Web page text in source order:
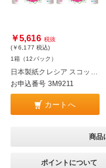
￥5,616 税抜
(￥6,177 税込)
1箱（12パック）
日本製紙クレシア スコッティ フラワーパック 3倍長持ち ダブル 無香料 75m巻 4ロール×12パック
お申込番号 3M9211
カートへ
商品
ポイントについて